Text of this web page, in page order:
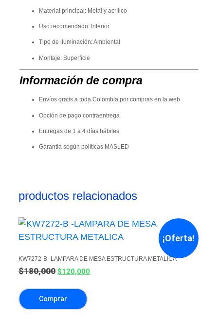
Material principal: Metal y acrílico
Uso recomendado: Interior
Tipo de iluminación: Ambiental
Montaje: Superficie
Información de compra
Envíos gratis a toda Colombia por compras en la web
Opción de pago contraentrega
Entregas de 1 a 4 días hábiles
Garantía según políticas MASLED
productos relacionados
¡Oferta!
KW7272-B -LAMPARA DE MESA ESTRUCTURA METALICA
$180,000 $120,000
Comprar